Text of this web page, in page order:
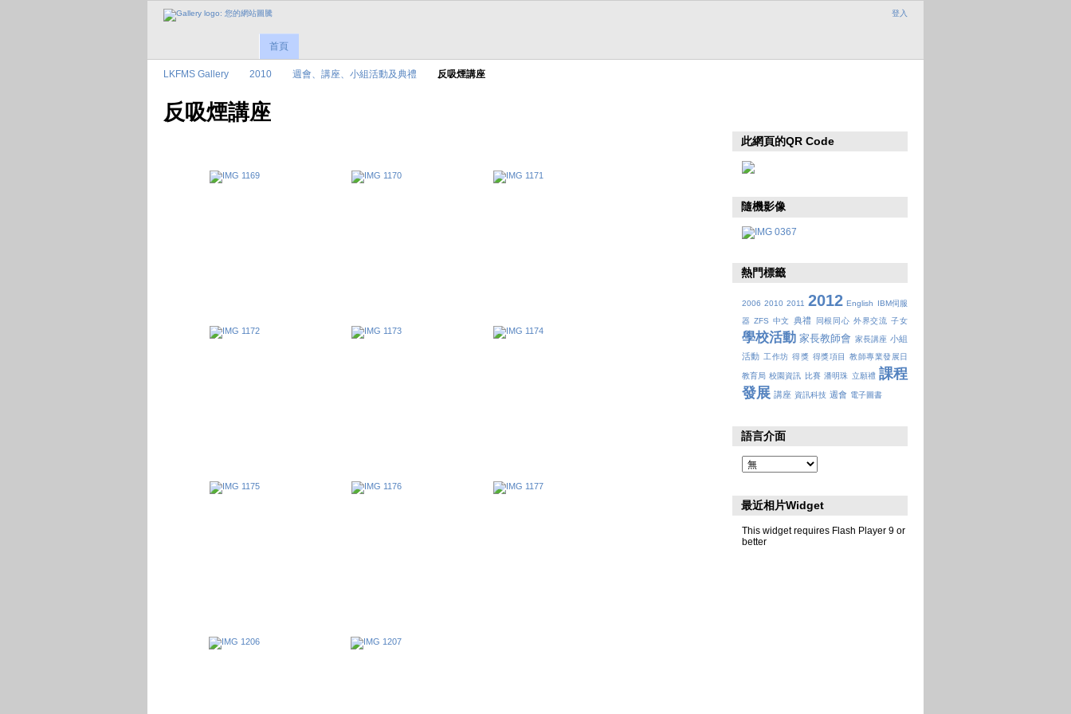
登入
首頁
LKFMS Gallery 2010 週會、講座、小組活動及典禮 反吸煙講座
反吸煙講座
此網頁的QR Code
隨機影像
熱門標籤
2006 2010 2011 2012 English
IBM伺服
器 ZFS 中文 典禮 同根同心 外界交流 子女
學校活動 家長教師會 家長講座 小組
活動 工作坊 得獎 得獎項目 教師專業發展日
教育局 校園資訊 比賽 潘明珠 立願禮 課程
發展 講座 資訊科技 週會 電子圖書
語言介面
最近相片Widget
This widget requires Flash Player 9 or
better